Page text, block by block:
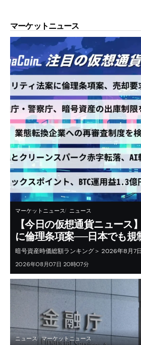
マーケットニュース
マーケットニュース ニュース
【今日の仮想通貨ニュース
に倫理条項案──日本でも規
暗号資産時価総額ランキング＞ 2026年8月7
2026年08月07日 20時07分
ニュース マーケットニュース